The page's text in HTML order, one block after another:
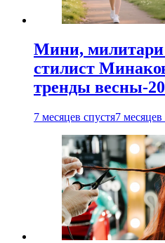
Мини,
стилист
тренды весны-
7 месяцев спустя7 месяцев